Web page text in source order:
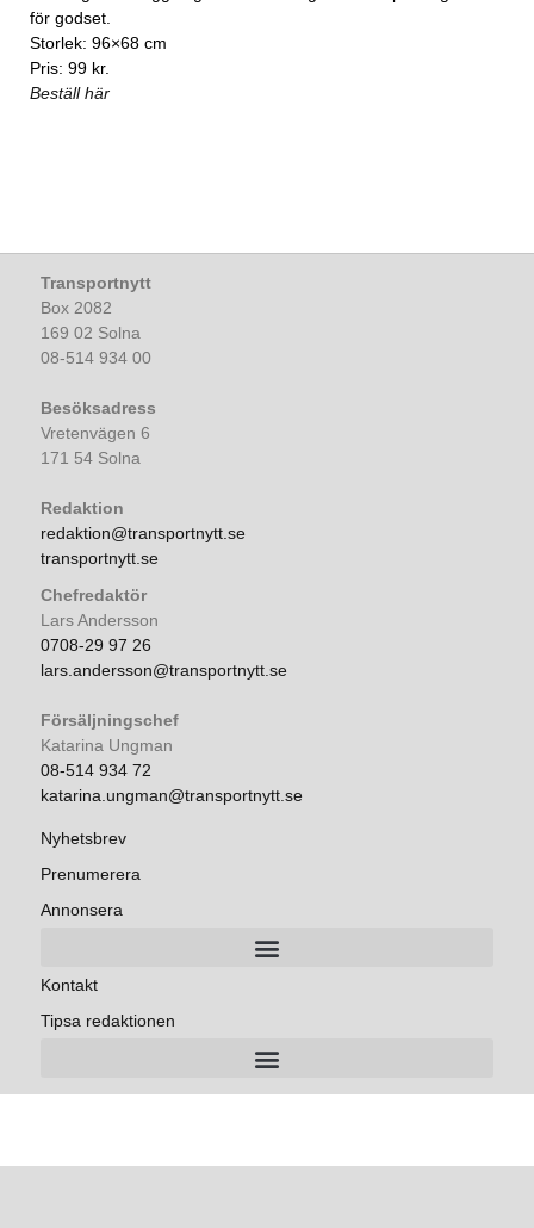
för godset.
Storlek: 96×68 cm
Pris: 99 kr.
Beställ här
Transportnytt
Box 2082
169 02 Solna
08-514 934 00
Besöksadress
Vretenvägen 6
171 54 Solna
Redaktion
redaktion@transportnytt.se
transportnytt.se
Chefredaktör
Lars Andersson
0708-29 97 26
lars.andersson@transportnytt.se
Försäljningschef
Katarina Ungman
08-514 934 72
katarina.ungman@transportnytt.se
Nyhetsbrev
Prenumerera
Annonsera
Kontakt
Tipsa redaktionen